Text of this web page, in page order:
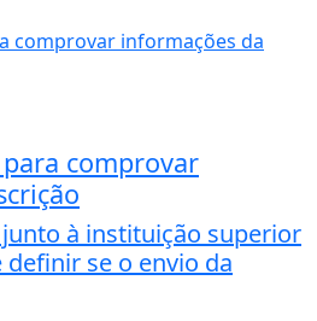
comprovar
à instituição superior
se o envio da